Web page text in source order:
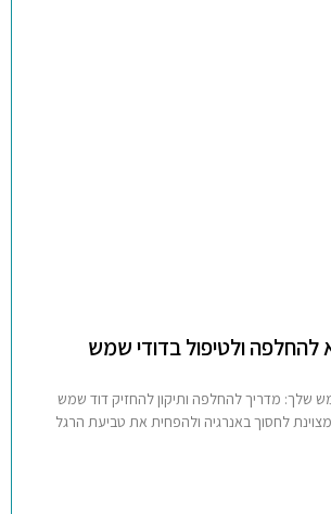
ולטיפול בדודי שמש
שלך: מדריך להחלפה ותיקון להחזיק דוד שמש
לחסוך באנרגיה ולהפחית את טביעת הרגל